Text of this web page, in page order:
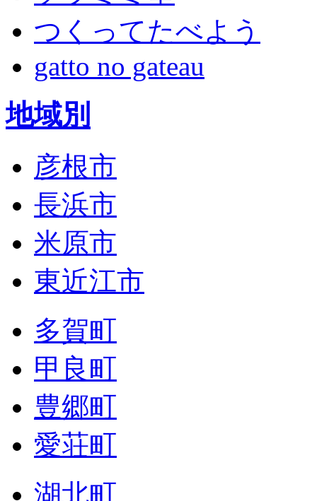
つくってたべよう
gatto no gateau
地域別
彦根市
長浜市
米原市
東近江市
多賀町
甲良町
豊郷町
愛荘町
湖北町